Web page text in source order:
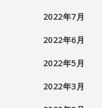
2022年7月
2022年6月
2022年5月
2022年3月